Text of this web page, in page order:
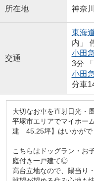
所在地 神奈
交通
東海
内」
小田
3分
小田
分車
大切なお車を直射日光・
平塚市エリアでマイホー
建 45.25坪】はいかがで
こちらはドッグラン・お
庭付き一戸建て◎
高台立地なので、陽当り